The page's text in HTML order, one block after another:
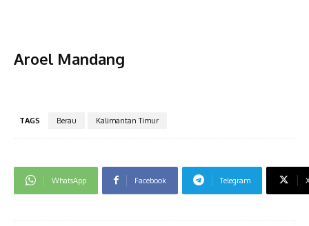
Aroel Mandang
TAGS Berau Kalimantan Timur
WhatsApp Facebook Telegram